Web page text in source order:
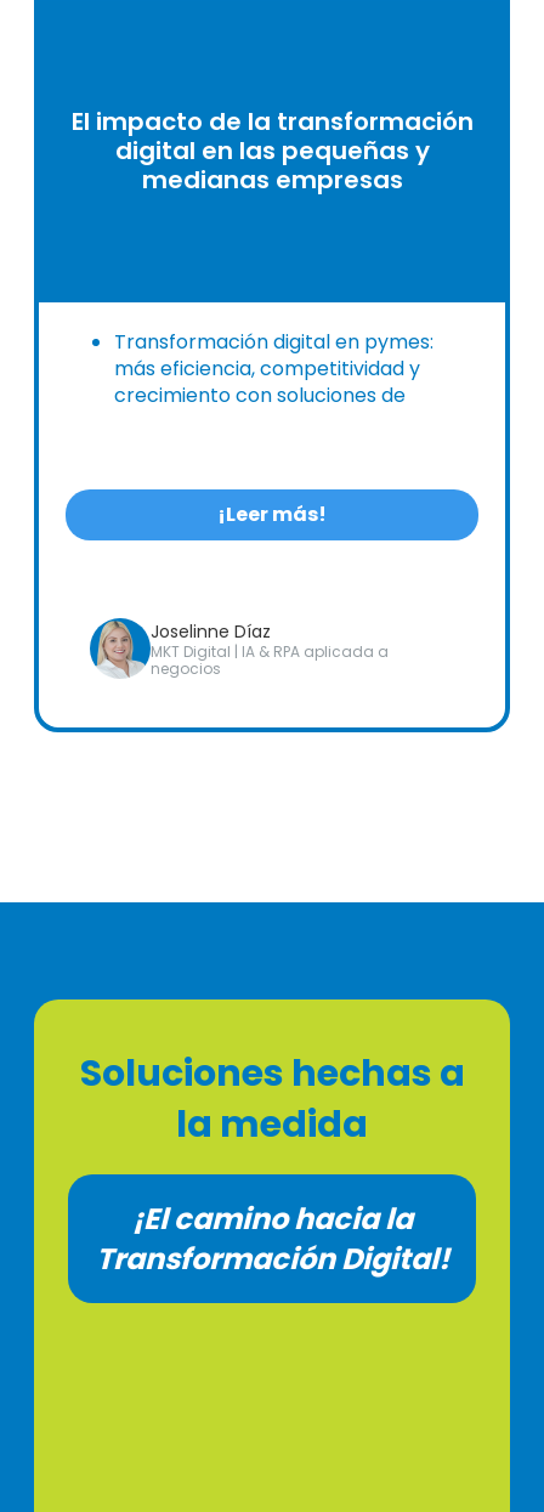
El impacto de la transformación
digital en las pequeñas y
medianas empresas
Transformación digital en pymes:
más eficiencia, competitividad y
crecimiento con soluciones de
¡Leer más!
Joselinne Díaz
MKT Digital | IA & RPA aplicada a
negocios
Soluciones hechas a
la medida
¡El camino hacia la
Transformación Digital!